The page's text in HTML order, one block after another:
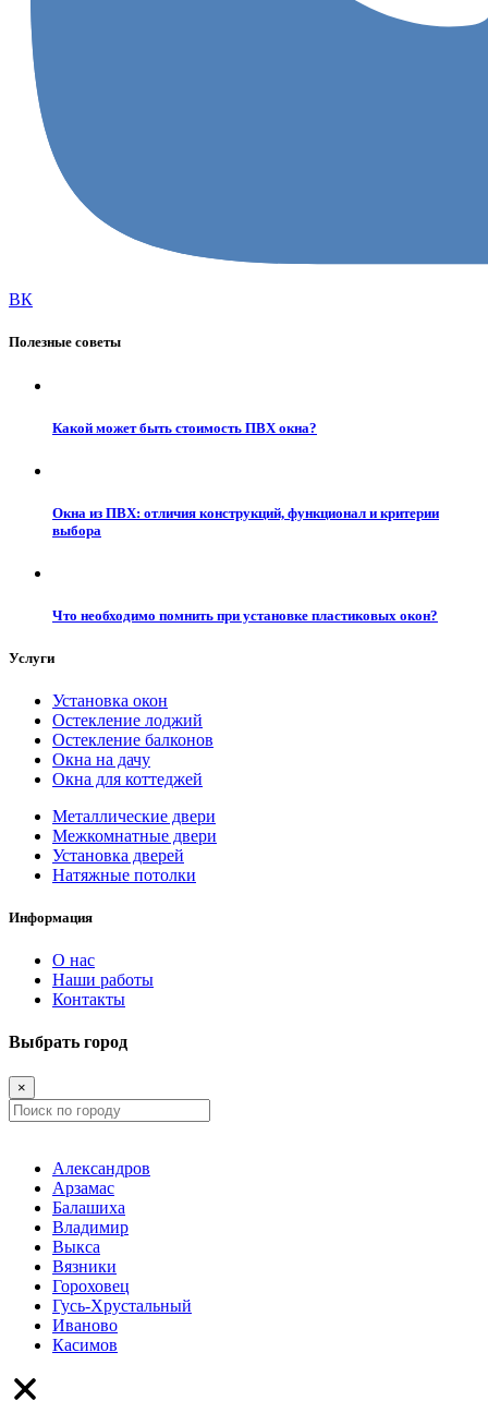
ВК
Полезные советы
Какой может быть стоимость ПВХ окна?
Окна из ПВХ: отличия конструкций, функционал и критерии
выбора
Что необходимо помнить при установке пластиковых окон?
Услуги
Установка окон
Остекление лоджий
Остекление балконов
Окна на дачу
Окна для коттеджей
Металлические двери
Межкомнатные двери
Установка дверей
Натяжные потолки
Информация
О нас
Наши работы
Контакты
Выбрать город
×
Александров
Арзамас
Балашиха
Владимир
Выкса
Вязники
Гороховец
Гусь-Хрустальный
Иваново
Касимов